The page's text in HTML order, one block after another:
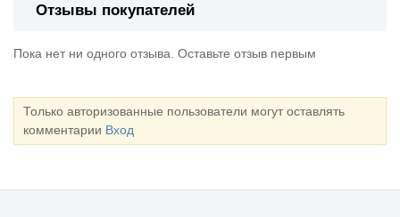
Отзывы покупателей
Пока нет ни одного отзыва. Оставьте отзыв первым
Только авторизованные пользователи могут оставлять
комментарии Вход